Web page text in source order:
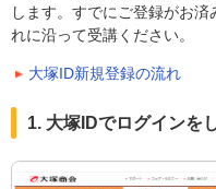
します。すでにご登録がお
れに沿って受講ください。
大塚ID新規登録の流れ
1. 大塚IDでログインを